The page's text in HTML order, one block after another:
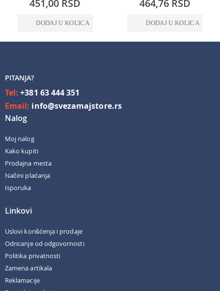
451,00 RSD
DODAJ U KOLICA
464,76 RSD
DODAJ U KOLICA
PITANJA?
Tel:+381 63 444 351
Email: info@svezamajstore.rs
Nalog
Moj nalog
Kako kupiti
Prodajna mesta
Načini plaćanja
Isporuka
Linkovi
Uslovi korišćenja i prodaje
Odricanje od odgovornosti
Politika privatnosti
Zamena artikala
Reklamacije